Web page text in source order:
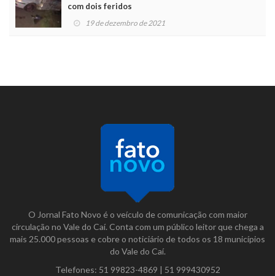
com dois feridos
19 de dezembro de 2021
O Jornal Fato Novo é o veículo de comunicação com maior
circulação no Vale do Caí. Conta com um público leitor que chega a
mais 25.000 pessoas e cobre o noticiário de todos os 18 municípios
do Vale do Caí.
Telefones: 51 99823-4869 | 51 999430952